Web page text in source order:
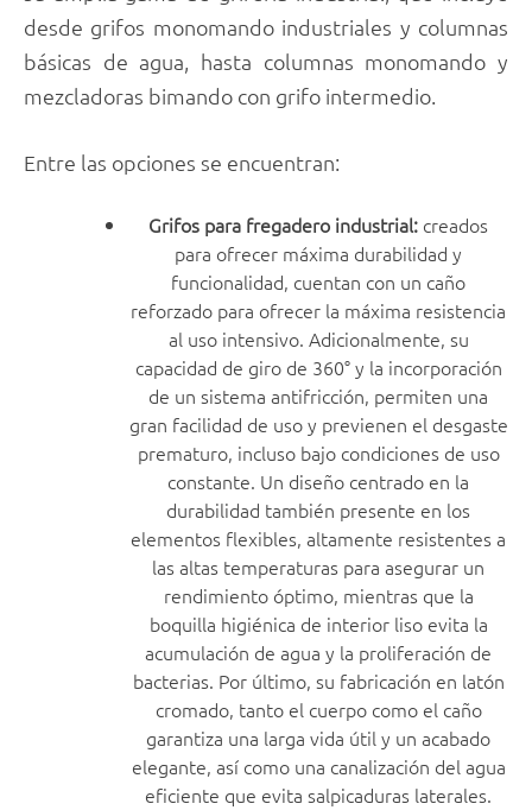
desde grifos monomando industriales y columnas
básicas de agua, hasta columnas monomando y
mezcladoras bimando con grifo intermedio.
Entre las opciones se encuentran:
Grifos para fregadero industrial: creados
para ofrecer máxima durabilidad y
funcionalidad, cuentan con un caño
reforzado para ofrecer la máxima resistencia
al uso intensivo. Adicionalmente, su
capacidad de giro de 360° y la incorporación
de un sistema antifricción, permiten una
gran facilidad de uso y previenen el desgaste
prematuro, incluso bajo condiciones de uso
constante. Un diseño centrado en la
durabilidad también presente en los
elementos flexibles, altamente resistentes a
las altas temperaturas para asegurar un
rendimiento óptimo, mientras que la
boquilla higiénica de interior liso evita la
acumulación de agua y la proliferación de
bacterias. Por último, su fabricación en latón
cromado, tanto el cuerpo como el caño
garantiza una larga vida útil y un acabado
elegante, así como una canalización del agua
eficiente que evita salpicaduras laterales.